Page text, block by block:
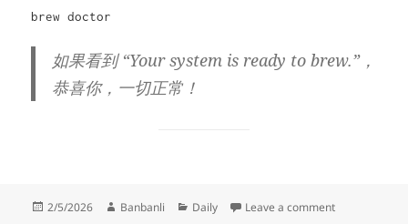
如果看到 “Your system is ready to brew.”，
恭喜你，一切正常！
Posted
2/5/2026 Author
Banbanli Categories
Daily Leave a commenton